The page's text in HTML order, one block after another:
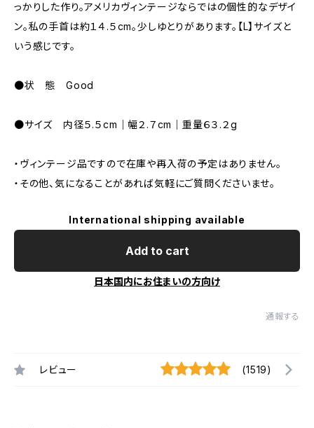
っかりした作り。アメリカヴィンテージならではの個性的なデザイ
ン。私の手首は約１４.５cm。少しゆとりがあります。【L】サイズと
いう感じです。
●状 態 Good
●サイズ 内径５.５cm｜幅２.７cm｜重量６３.２g
・ヴィンテージ品ですので在庫や再入荷の予定はありません。
・その他、気になることがあれば気軽にご質問くださいませ。
International shipping available
Add to cart
日本国内にお住まいの方向け
通報する
レビュー (1519)